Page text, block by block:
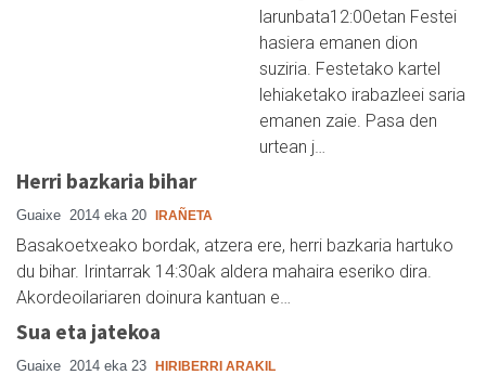
larunbata12:00etan Festei
hasiera emanen dion
suziria. Festetako kartel
lehiaketako irabazleei saria
emanen zaie. Pasa den
urtean j…
Herri bazkaria bihar
Guaixe 2014 eka 20 IRAÑETA
Basakoetxeako bordak, atzera ere, herri bazkaria hartuko
du bihar. Irintarrak 14:30ak aldera mahaira eseriko dira.
Akordeoilariaren doinura kantuan e…
Sua eta jatekoa
Guaixe 2014 eka 23 HIRIBERRI ARAKIL